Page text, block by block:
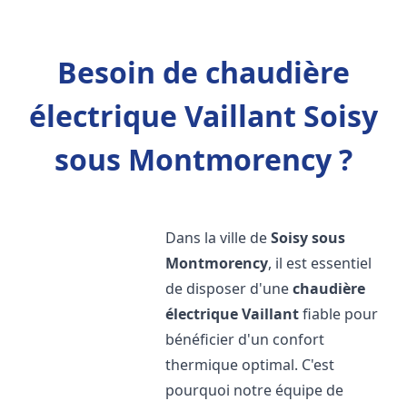
Besoin de chaudière
électrique Vaillant Soisy
sous Montmorency ?
Dans la ville deSoisy sous
Montmorency, il est essentiel
de disposer d'unechaudière
électrique Vaillantfiable pour
bénéficier d'un confort
thermique optimal. C'est
pourquoi notre équipe de